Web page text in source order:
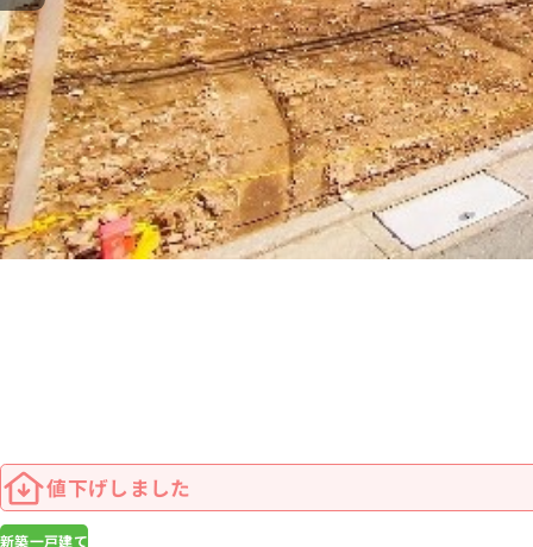
値下げしました
新築一戸建て